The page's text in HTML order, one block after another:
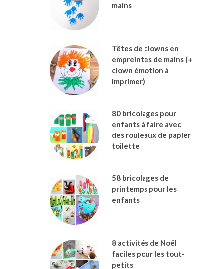
mains
Têtes de clowns en
empreintes de mains (+
clown émotion à
imprimer)
80 bricolages pour
enfants à faire avec
des rouleaux de papier
toilette
58 bricolages de
printemps pour les
enfants
8 activités de Noël
faciles pour les tout-
petits